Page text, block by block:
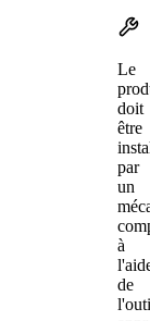
Le
doit
être
par
un
à
de